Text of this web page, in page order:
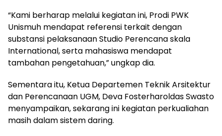
“Kami berharap melalui kegiatan ini, Prodi PWK
Unismuh mendapat referensi terkait dengan
substansi pelaksanaan Studio Perencana skala
International, serta mahasiswa mendapat
tambahan pengetahuan,” ungkap dia.
Sementara itu, Ketua Departemen Teknik Arsitektur
dan Perencanaan UGM, Deva Fosterharoldas Swasto
menyampaikan, sekarang ini kegiatan perkualiahan
masih dalam sistem daring.